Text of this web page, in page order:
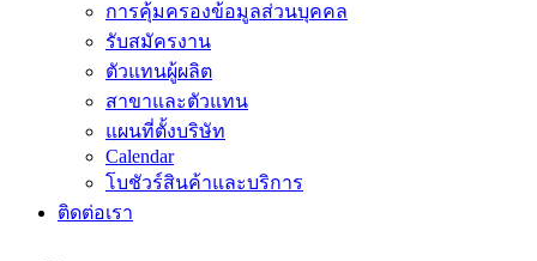
การคุ้มครองข้อมูลส่วนบุคคล
รับสมัครงาน
ตัวแทนผู้ผลิต
สาขาและตัวแทน
แผนที่ตั้งบริษัท
Calendar
โบชัวร์สินค้าและบริการ
ติดต่อเรา